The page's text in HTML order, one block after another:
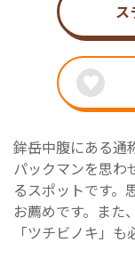
ス
鉾岳中腹にある通
パックマンを思わ
るスポットです。
お薦めです。また
「ツチビノキ」も